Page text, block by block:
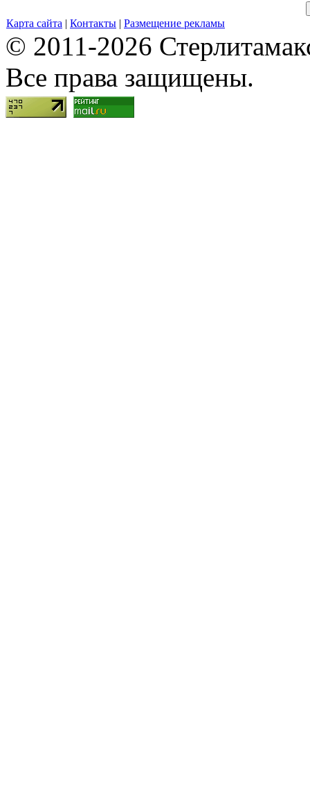
Карта сайта | Контакты | Размещение рекламы
© 2011-2026
Все права защищены.